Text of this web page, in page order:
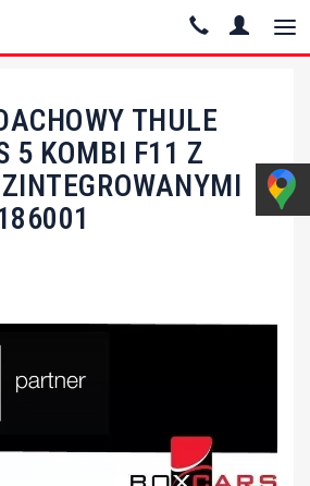
THULE
5 KOMBI F11 Z